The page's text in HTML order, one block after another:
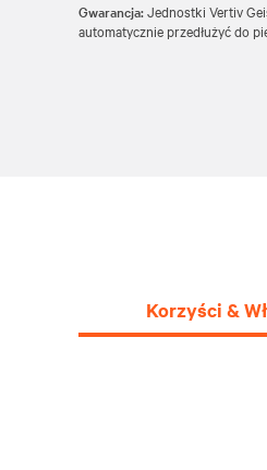
Gwarancja:Jednostki Vertiv
automatycznie przedłużyć do
Korzyści &